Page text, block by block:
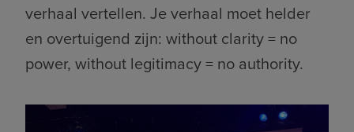
verhaal vertellen. Je verhaal moet helder
en overtuigend zijn: without clarity = no
power, without legitimacy = no authority.